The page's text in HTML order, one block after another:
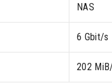
NAS
6 Gbit/s
202